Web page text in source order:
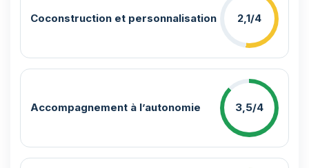
Coconstruction et personnalisation 2,1/4
Accompagnement à l’autonomie 3,5/4